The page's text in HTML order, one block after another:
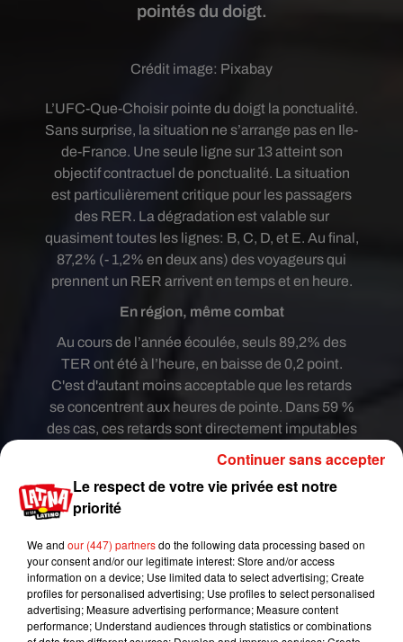
pointés du doigt.
Crédit image: Pixabay
L’UFC-Que-Choisir pointe du doigt la ponctualité.
Sans surprise, la situation ne s’arrange pas en Ile-
de-France. Une seule ligne sur 13 atteint son
objectif contractuel de ponctualité. La situation
est particulièrement critique pour les passagers
des RER. La dégradation est valable sur
quasiment toutes les lignes: B, C, D, et E. Au final,
87,2% (- 1,2% en deux ans) des voyageurs qui
prennent un RER arrivent en temps et en heure.
En région, même combat
Au cours de l’année écoulée, seuls 89,2% des
TER ont été à l’heure, en baisse de 0,2 point.
C'est d'autant moins acceptable que les retards
se concentrent aux heures de pointe. Dans 59 %
des cas, ces retards sont directement imputables
d'infrastructure. C'est bien l'organisation en elle-
même de la SNCF qui est en cause.
L'UFC-Que Choisir réclame désormais une
meilleure indemnisation pour les usagers des
trains régionaux. Sur 18 conventions TER
régionales signées, seulement 7 ont instauré un
dispositif de remboursement automatique sur
Le respect de votre vie privée est notre
priorité
We and our (447) partnersdo the following data processing based on
your consent and/or our legitimate interest: Store and/or access
information on a device; Use limited data to select advertising; Create
profiles for personalised advertising; Use profiles to select personalised
advertising; Measure advertising performance; Measure content
performance; Understand audiences through statistics or combinations
Continuer sans accepter